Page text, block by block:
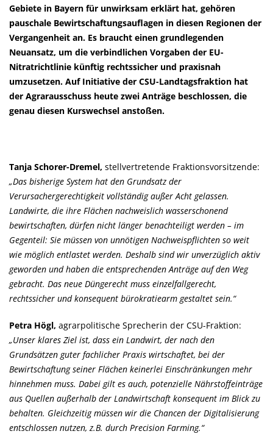
Gebiete in Bayern für unwirksam erklärt hat, gehören
pauschale Bewirtschaftungsauflagen in diesen Regionen der
Vergangenheit an. Es braucht einen grundlegenden
Neuansatz, um die verbindlichen Vorgaben der EU-
Nitratrichtlinie künftig rechtssicher und praxisnah
umzusetzen. Auf Initiative der CSU-Landtagsfraktion hat
der Agrarausschuss heute zwei Anträge beschlossen, die
genau diesen Kurswechsel anstoßen.
Tanja Schorer-Dremel, stellvertretende Fraktionsvorsitzende:
Das bisherige System hat den Grundsatz der
Verursachergerechtigkeit vollständig außer Acht gelassen.
Landwirte, die ihre Flächen nachweislich wasserschonend
bewirtschaften, dürfen nicht länger benachteiligt werden – im
Gegenteil: Sie müssen von unnötigen Nachweispflichten so weit
wie möglich entlastet werden. Deshalb sind wir unverzüglich aktiv
geworden und haben die entsprechenden Anträge auf den Weg
gebracht. Das neue Düngerecht muss einzelfallgerecht,
rechtssicher und konsequent bürokratiearm gestaltet sein.“
Petra Högl, agrarpolitische Sprecherin der CSU-Fraktion:
Unser klares Ziel ist, dass ein Landwirt, der nach den
Grundsätzen guter fachlicher Praxis wirtschaftet, bei der
Bewirtschaftung seiner Flächen keinerlei Einschränkungen mehr
hinnehmen muss. Dabei gilt es auch, potenzielle Nährstoffeinträge
aus Quellen außerhalb der Landwirtschaft konsequent im Blick zu
behalten. Gleichzeitig müssen wir die Chancen der Digitalisierung
entschlossen nutzen, z.B. durch Precision Farming.“